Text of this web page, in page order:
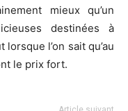
mieux qu’un
destinées à
l’on sait qu’au
le prix fort.